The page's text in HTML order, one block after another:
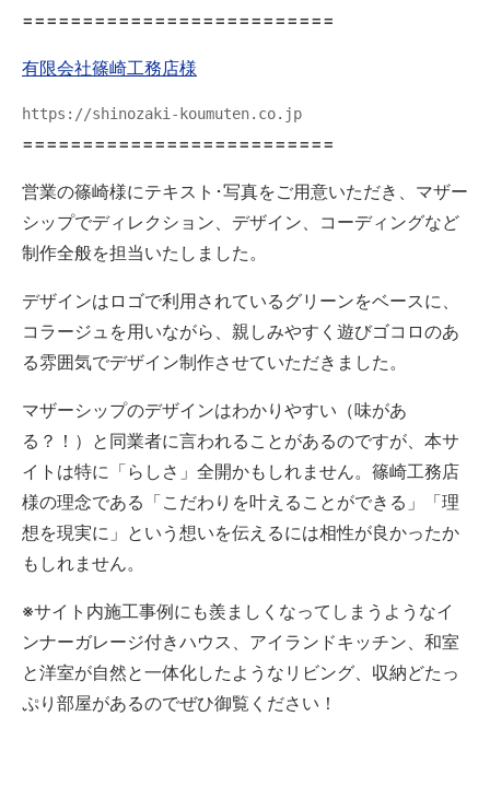
==========================
有限会社篠崎工務店様
https://shinozaki-koumuten.co.jp
==========================
営業の篠崎様にテキスト･写真をご用意いただき、マザー
シップでディレクション、デザイン、コーディングなど
制作全般を担当いたしました。
デザインはロゴで利用されているグリーンをベースに、
コラージュを用いながら、親しみやすく遊びゴコロのあ
る雰囲気でデザイン制作させていただきました。
マザーシップのデザインはわかりやすい（味があ
る？！）と同業者に言われることがあるのですが、本サ
イトは特に「らしさ」全開かもしれません。篠崎工務店
様の理念である「こだわりを叶えることができる」「理
想を現実に」という想いを伝えるには相性が良かったか
もしれません。
※サイト内施工事例にも羨ましくなってしまうようなイ
ンナーガレージ付きハウス、アイランドキッチン、和室
と洋室が自然と一体化したようなリビング、収納どたっ
ぷり部屋があるのでぜひ御覧ください！